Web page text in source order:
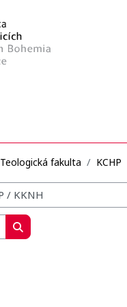
Teologická fakulta KCHP
Buscar cursos